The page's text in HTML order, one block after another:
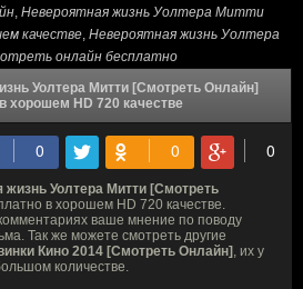
Невероятная жизнь Уолтера Митти
качестве, Невероятная жизнь Уолтера
онлайн бесплатно
Уолтера Митти [Смотреть Онлайн]
хорошем HD 720 качестве
жизнь Уолтера Митти [Смотреть
в хорошем HD 720 качестве.
ваше мнение по поводу
Так же можете смотреть другие
Кино 2014 [Смотреть Онлайн] , их у
количестве.